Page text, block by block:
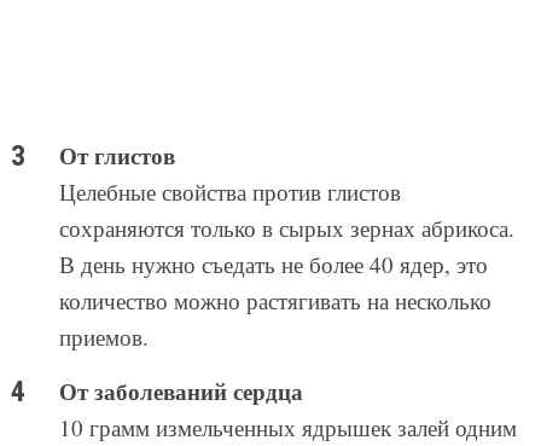
От глистов
Целебные свойства против глистов
сохраняются только в сырых зернах абрикоса.
В день нужно съедать не более 40 ядер, это
количество можно растягивать на несколько
приемов.
От заболеваний сердца
10 грамм измельченных ядрышек залей одним